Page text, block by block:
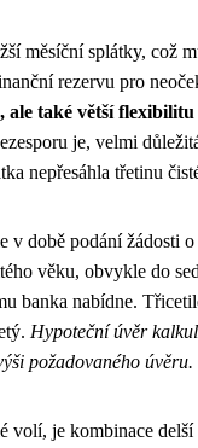
měsíční splátky, což
rezervu pro
ale také větší
je, velmi
nepřesáhla třetinu
v době podání žádosti
věku, obvykle do
banka nabídne.
Hypoteční úvěr
požadovaného úvěru.
volí, je kombinace